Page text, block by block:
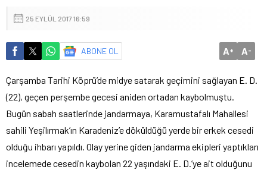
25 EYLÜL 2017 16:59
ABONE OL A+ A-
Çarşamba Tarihi Köprü’de midye satarak geçimini sağlayan E. D.
(22), geçen perşembe gecesi aniden ortadan kaybolmuştu.
Bugün sabah saatlerinde jandarmaya, Karamustafalı Mahallesi
sahili Yeşilırmak’ın Karadeniz’e döküldüğü yerde bir erkek cesedi
olduğu ihbarı yapıldı. Olay yerine giden jandarma ekipleri yaptıkları
incelemede cesedin kaybolan 22 yaşındaki E. D.’ye ait olduğunu